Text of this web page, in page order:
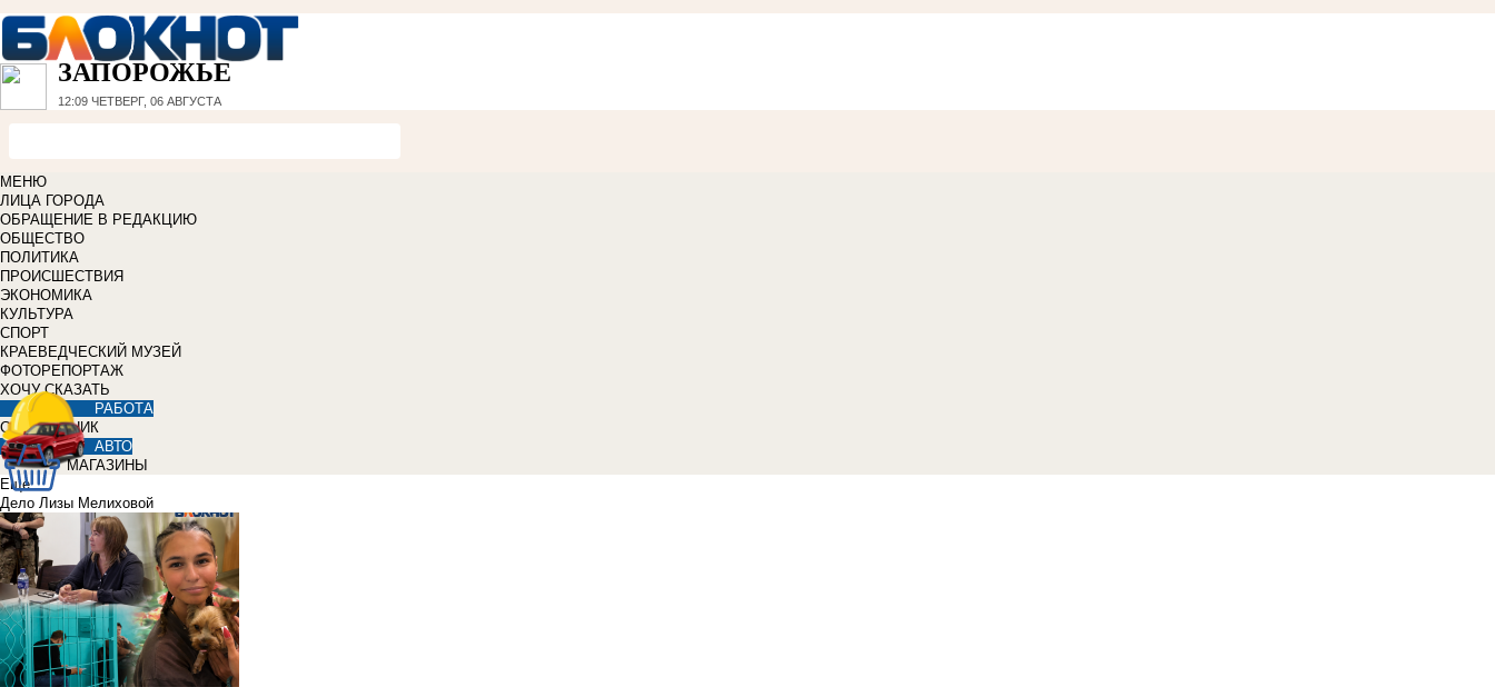
ЗАПОРОЖЬЕ
12:09 ЧЕТВЕРГ, 06 АВГУСТА
МЕНЮ
ЛИЦА ГОРОДА
ОБРАЩЕНИЕ В РЕДАКЦИЮ
ОБЩЕСТВО
ПОЛИТИКА
ПРОИСШЕСТВИЯ
ЭКОНОМИКА
КУЛЬТУРА
СПОРТ
КРАЕВЕДЧЕСКИЙ МУЗЕЙ
ФОТОРЕПОРТАЖ
ХОЧУ СКАЗАТЬ
РАБОТА
СПРАВОЧНИК
АВТО
МАГАЗИНЫ
Еще
Дело Лизы Мелиховой